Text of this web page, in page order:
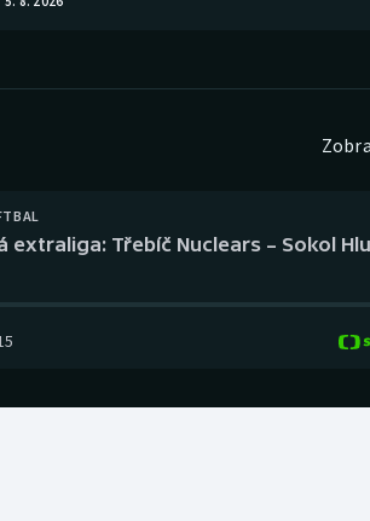
extraliga: Třebíč Nuclears – Sokol